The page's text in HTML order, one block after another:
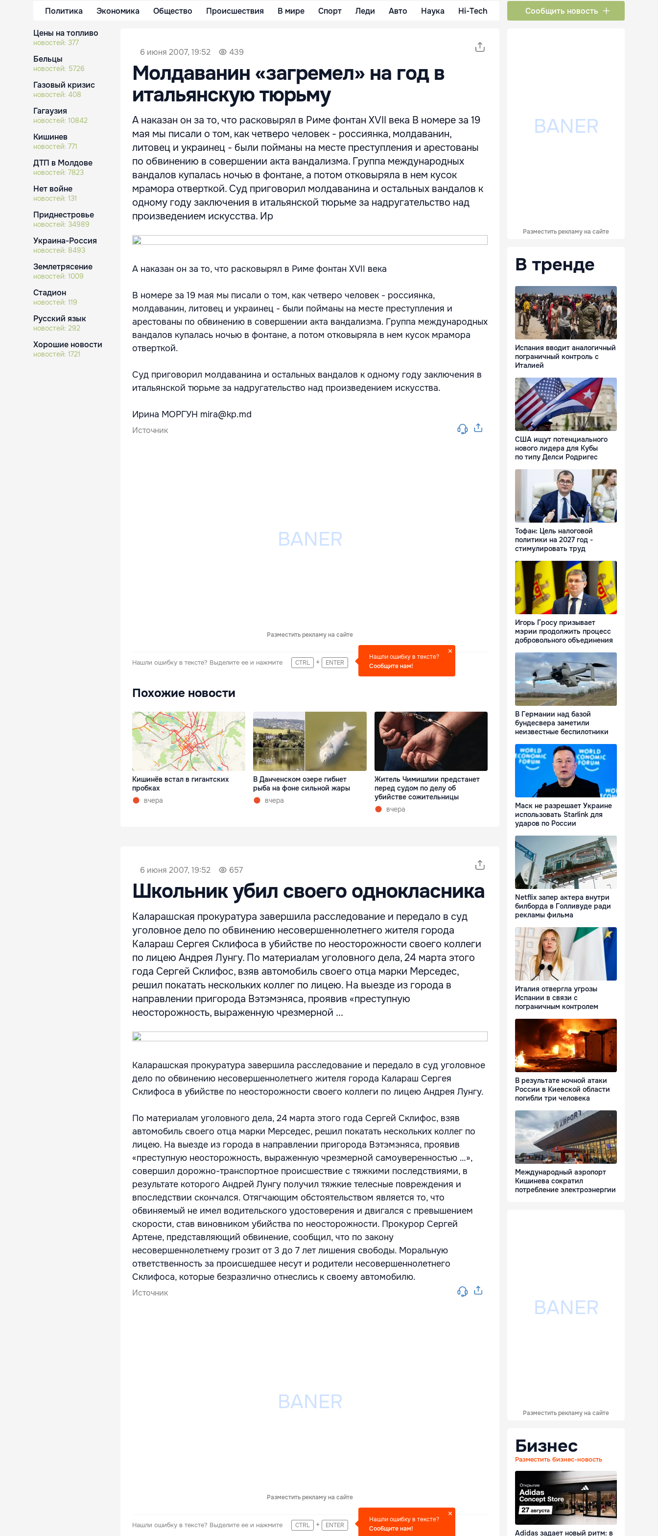
Политика Экономика Общество Происшествия В мире Спорт Леди Авто Наука Hi-Tech Сообщить новость
Цены на топливо
новостей: 377
Бельцы
новостей: 5726
Газовый кризис
новостей: 408
Гагаузия
новостей: 10842
Кишинев
новостей: 771
ДТП в Молдове
новостей: 7823
Нет войне
новостей: 131
Приднестровье
новостей: 34989
Украина-Россия
новостей: 8493
Землетрясение
новостей: 1009
Стадион
новостей: 119
Русский язык
новостей: 292
Хорошие новости
новостей: 1721
6 июня 2007, 19:52 439
Молдаванин «загремел» на год в
итальянскую тюрьму
А наказан он за то, что расковырял в Риме фонтан XVII века В номере за 19
мая мы писали о том, как четверо человек - россиянка, молдаванин,
литовец и украинец - были пойманы на месте преступления и арестованы
по обвинению в совершении акта вандализма. Группа международных
вандалов купалась ночью в фонтане, а потом отковыряла в нем кусок
мрамора отверткой. Суд приговорил молдаванина и остальных вандалов к
одному году заключения в итальянской тюрьме за надругательство над
произведением искусства. Ир
А наказан он за то, что расковырял в Риме фонтан XVII века
В номере за 19 мая мы писали о том, как четверо человек - россиянка,
молдаванин, литовец и украинец - были пойманы на месте преступления и
арестованы по обвинению в совершении акта вандализма. Группа международных
вандалов купалась ночью в фонтане, а потом отковыряла в нем кусок мрамора
отверткой.
Суд приговорил молдаванина и остальных вандалов к одному году заключения в
итальянской тюрьме за надругательство над произведением искусства.
Ирина МОРГУН mira@kp.md
Источник
Разместить рекламу на сайте
Нашли ошибку в тексте? Выделите ее и нажмите CTRL + ENTER
Нашли ошибку в тексте?
Сообщите нам!
Похожие новости
Кишинёв встал в гигантских
пробках
вчера
В Данченском озере гибнет
рыба на фоне сильной жары
вчера
Житель Чимишлии предстанет
перед судом по делу об
убийстве сожительницы
вчера
6 июня 2007, 19:52 657
Школьник убил своего однокласника
Каларашская прокуратура завершила расследование и передало в суд
уголовное дело по обвинению несовершеннолетнего жителя города
Калараш Сергея Склифоса в убийстве по неосторожности своего коллеги
по лицею Андрея Лунгу. По материалам уголовного дела, 24 марта этого
года Сергей Склифос, взяв автомобиль своего отца марки Мерседес,
решил покатать нескольких коллег по лицею. На выезде из города в
направлении пригорода Вэтэмэняса, проявив «преступную
неосторожность, выраженную чрезмерной ...
Каларашская прокуратура завершила расследование и передало в суд уголовное
дело по обвинению несовершеннолетнего жителя города Калараш Сергея
Склифоса в убийстве по неосторожности своего коллеги по лицею Андрея Лунгу.
По материалам уголовного дела, 24 марта этого года Сергей Склифос, взяв
автомобиль своего отца марки Мерседес, решил покатать нескольких коллег по
лицею. На выезде из города в направлении пригорода Вэтэмэняса, проявив
«преступную неосторожность, выраженную чрезмерной самоуверенностью …»,
совершил дорожно-транспортное происшествие с тяжкими последствиями, в
результате которого Андрей Лунгу получил тяжкие телесные повреждения и
впоследствии скончался. Отягчающим обстоятельством является то, что
обвиняемый не имел водительского удостоверения и двигался с превышением
скорости, став виновником убийства по неосторожности. Прокурор Сергей
Артене, представляющий обвинение, сообщил, что по закону
несовершеннолетнему грозит от 3 до 7 лет лишения свободы. Моральную
ответственность за происшедшее несут и родители несовершеннолетнего
Склифоса, которые безразлично отнеслись к своему автомобилю.
Источник
Разместить рекламу на сайте
Нашли ошибку в тексте? Выделите ее и нажмите CTRL + ENTER
Нашли ошибку в тексте?
Сообщите нам!
Разместить рекламу на сайте
В тренде
Испания вводит аналогичный
пограничный контроль с
Италией
США ищут потенциального
нового лидера для Кубы
по типу Делси Родригес
Тофан: Цель налоговой
политики на 2027 год -
стимулировать труд
Игорь Гросу призывает
мэрии продолжить процесс
добровольного объединения
В Германии над базой
бундесвера заметили
неизвестные беспилотники
Маск не разрешает Украине
использовать Starlink для
ударов по России
Netflix запер актера внутри
билборда в Голливуде ради
рекламы фильма
Италия отвергла угрозы
Испании в связи с
пограничным контролем
В результате ночной атаки
России в Киевской области
погибли три человека
Международный аэропорт
Кишинева сократил
потребление электроэнергии
Разместить рекламу на сайте
Бизнес
Разместить бизнес-новость
Adidas задает новый ритм: в